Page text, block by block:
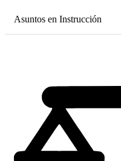
Asuntos en Instrucción